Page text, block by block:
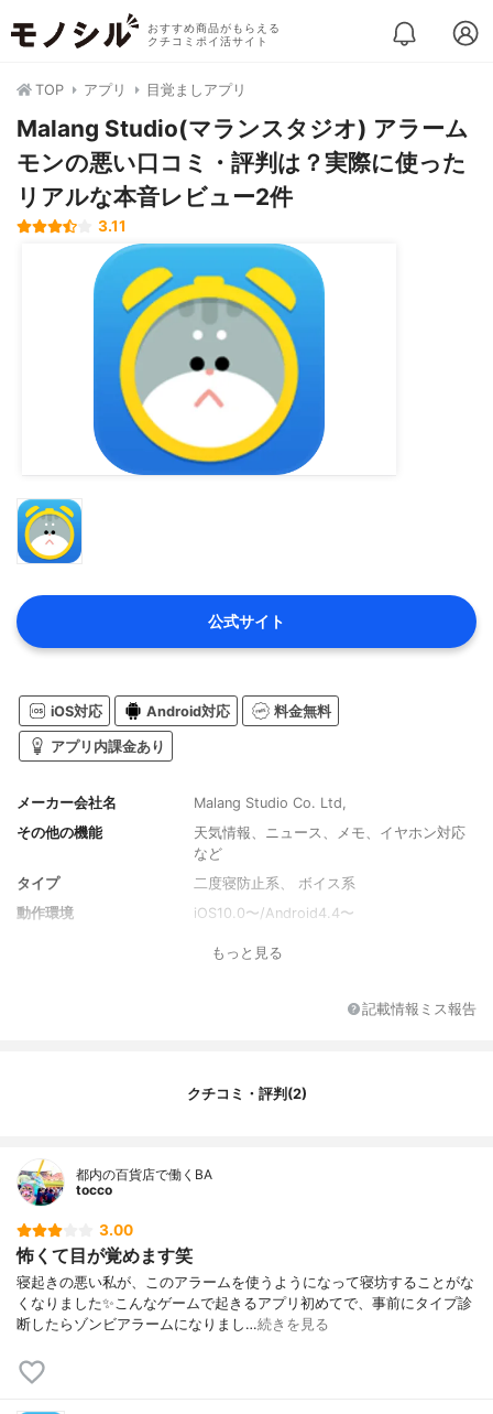
おすすめ商品がもらえる
クチコミポイ活サイト
TOP アプリ 目覚ましアプリ
Malang Studio(マランスタジオ) アラーム
モンの悪い口コミ・評判は？実際に使った
リアルな本音レビュー2件
3.11
公式サイト
iOS対応 Android対応 料金無料
アプリ内課金あり
メーカー会社名
Malang Studio Co. Ltd,
その他の機能
天気情報、ニュース、メモ、イヤホン対応
など
タイプ
二度寝防止系、 ボイス系
動作環境
iOS10.0〜/Android4.4〜
もっと見る
記載情報ミス報告
クチコミ・評判(2)
都内の百貨店で働くBA
tocco
3.00
怖くて目が覚めます笑
寝起きの悪い私が、このアラームを使うようになって寝坊することがな
くなりました✨こんなゲームで起きるアプリ初めてで、事前にタイプ診
断したらゾンビアラームになりまし…続きを見る